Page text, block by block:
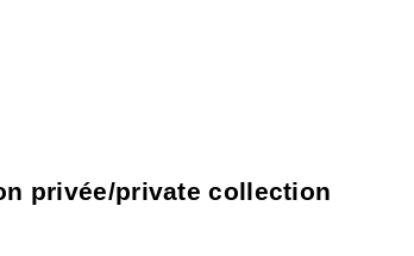
privée/private collection